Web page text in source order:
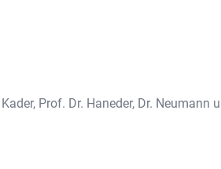
Prof. Dr. Haneder, Dr. Neumann